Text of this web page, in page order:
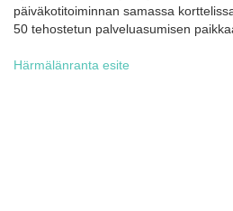
päiväkotitoiminnan samassa
50 tehostetun palveluasumisen
Härmälänranta esite